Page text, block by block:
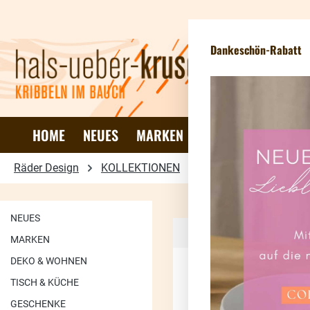
HOME NEUES MARKEN DEKO & WOHNEN
Räder Design KOLLEKTIONEN
NEUES
MARKEN
DEKO & WOHNEN
TISCH & KÜCHE
GESCHENKE
Seite
2
50.03%
Dankeschön-Rabatt